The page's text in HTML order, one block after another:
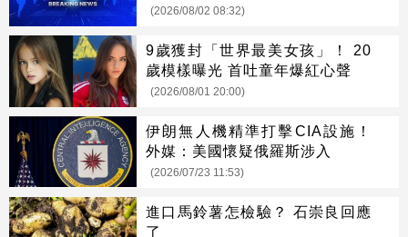
引爆
(2026/08/02 08:32)
9歲獲封「世界最美女孩」！ 20
歲模樣曝光 首吐童年爆紅心聲
(2026/08/01 20:00)
伊朗無人機精準打擊CIA設施！
外媒：美國懷疑俄羅斯涉入
(2026/07/23 11:53)
進口馬鈴薯怎檢驗？ 石崇良回應
了